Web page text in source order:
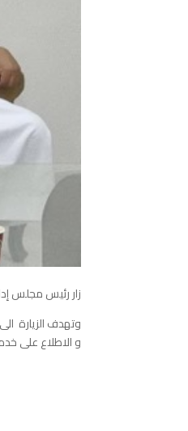
زار رئيس مجلس
‏وتهدف الزيارة
‏و الاطلاع على